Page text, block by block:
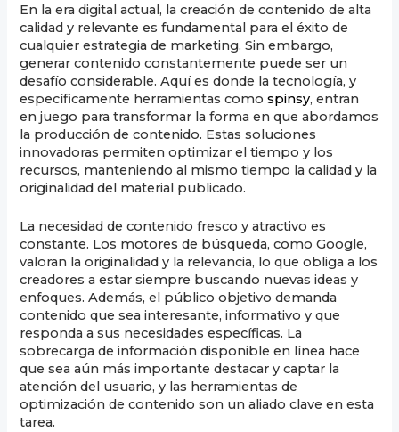
En la era digital actual, la creación de contenido de alta
calidad y relevante es fundamental para el éxito de
cualquier estrategia de marketing. Sin embargo,
generar contenido constantemente puede ser un
desafío considerable. Aquí es donde la tecnología, y
específicamente herramientas comospinsy, entran
en juego para transformar la forma en que abordamos
la producción de contenido. Estas soluciones
innovadoras permiten optimizar el tiempo y los
recursos, manteniendo al mismo tiempo la calidad y la
originalidad del material publicado.
La necesidad de contenido fresco y atractivo es
constante. Los motores de búsqueda, como Google,
valoran la originalidad y la relevancia, lo que obliga a los
creadores a estar siempre buscando nuevas ideas y
enfoques. Además, el público objetivo demanda
contenido que sea interesante, informativo y que
responda a sus necesidades específicas. La
sobrecarga de información disponible en línea hace
que sea aún más importante destacar y captar la
atención del usuario, y las herramientas de
optimización de contenido son un aliado clave en esta
tarea.